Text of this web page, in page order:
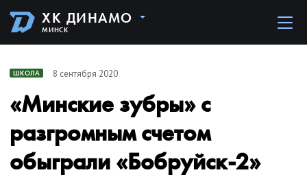
ХК ДИНАМО
МИНСК
ШКОЛА 8 сентября 2020
«Минские зубры» с
разгромным счетом
обыграли «Бобруйск-2»